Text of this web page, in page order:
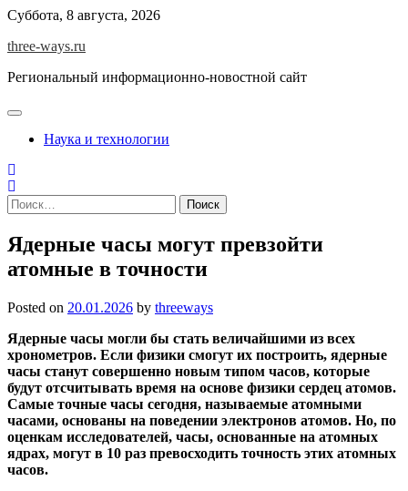
Skip
content
Суббота, 8 августа, 2026
three-ways.ru
Региональный информационно-новостной сайт
Наука и технологии
Найти:
Ядерные часы могут превзойти
атомные в точности
Posted on 20.01.2026 by threeways
Ядерные часы могли бы стать величайшими из всех
хронометров. Если физики смогут их построить, ядерные
часы станут совершенно новым типом часов, которые
будут отсчитывать время на основе физики сердец атомов.
Самые точные часы сегодня, называемые атомными
часами, основаны на поведении электронов атомов. Но, по
оценкам исследователей, часы, основанные на атомных
ядрах, могут в 10 раз превосходить точность этих атомных
часов.